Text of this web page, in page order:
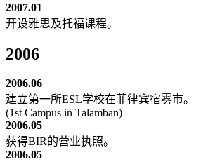
2007.01
开设雅思及托福课程。
2006
2006.06
建立第一所ESL学校在菲律宾宿雾市。
(1st Campus in Talamban)
2006.05
获得BIR的营业执照。
2006.05